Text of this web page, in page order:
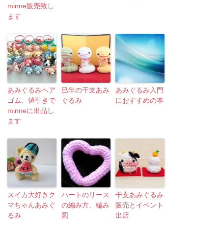
minne販売致し
ます
あみぐるみヘア
ゴム、値引きで
minneに出品し
ます
巳年の干支あみ
ぐるみ
あみぐるみ入門
におすすめの本
スイカ大好きク
マちゃんあみぐ
るみ
ハートのリース
の編み方、編み
図
干支あみぐるみ
販売とイベント
出店